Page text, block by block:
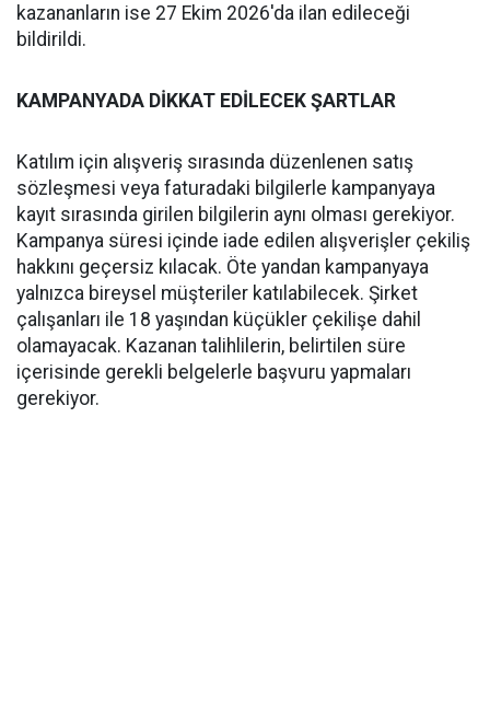
kazananların ise 27 Ekim 2026'da ilan edileceği
bildirildi.
KAMPANYADA DİKKAT EDİLECEK ŞARTLAR
Katılım için alışveriş sırasında düzenlenen satış
sözleşmesi veya faturadaki bilgilerle kampanyaya
kayıt sırasında girilen bilgilerin aynı olması gerekiyor.
Kampanya süresi içinde iade edilen alışverişler çekiliş
hakkını geçersiz kılacak. Öte yandan kampanyaya
yalnızca bireysel müşteriler katılabilecek. Şirket
çalışanları ile 18 yaşından küçükler çekilişe dahil
olamayacak. Kazanan talihlilerin, belirtilen süre
içerisinde gerekli belgelerle başvuru yapmaları
gerekiyor.